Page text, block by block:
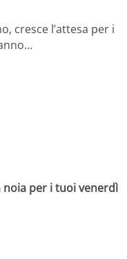
cresce l’attesa per i
noia per i tuoi venerdì